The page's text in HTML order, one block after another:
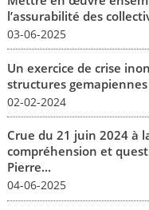
l’assurabilité des
03-06-2025
Un exercice de crise
structures gemapiennes
02-02-2024
Crue du 21 juin 2024 à
compréhension et
Pierre...
04-06-2025